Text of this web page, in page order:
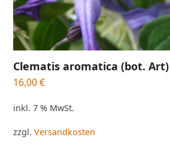
Clematis aromatica (bot. Art)
16,00€
inkl. 7 % MwSt.
zzgl.Versandkosten